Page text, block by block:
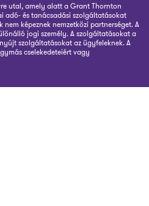
utal, amely alatt a Grant Thornton
adó- és tanácsadási szolgáltatásokat
képeznek nemzetközi partnerséget. A
jogi személy. A szolgáltatásokat a
szolgáltatásokat az ügyfeleknek. A
cselekedeteiért vagy